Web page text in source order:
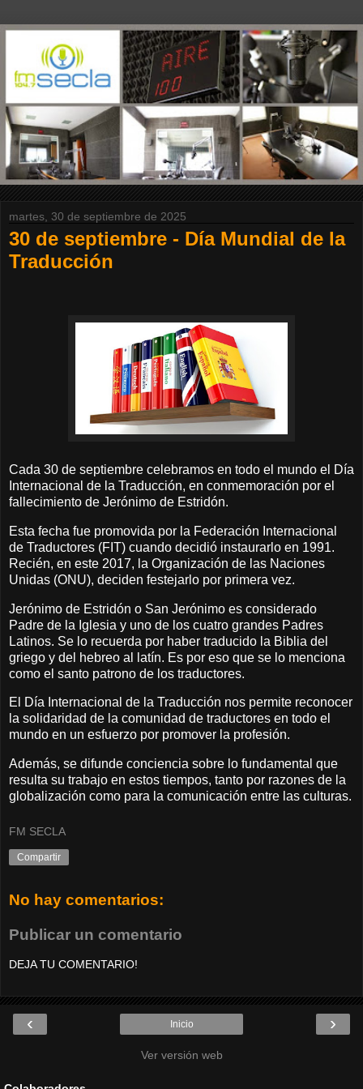
martes, 30 de septiembre de 2025
30 de septiembre - Día Mundial de la
Traducción
Cada 30 de septiembre celebramos en todo el mundo el Día
Internacional de la Traducción, en conmemoración por el
fallecimiento de Jerónimo de Estridón.
Esta fecha fue promovida por la Federación Internacional
de Traductores (FIT) cuando decidió instaurarlo en 1991.
Recién, en este 2017, la Organización de las Naciones
Unidas (ONU), deciden festejarlo por primera vez.
Jerónimo de Estridón o San Jerónimo es considerado
Padre de la Iglesia y uno de los cuatro grandes Padres
Latinos. Se lo recuerda por haber traducido la Biblia del
griego y del hebreo al latín. Es por eso que se lo menciona
como el santo patrono de los traductores.
El Día Internacional de la Traducción nos permite reconocer
la solidaridad de la comunidad de traductores en todo el
mundo en un esfuerzo por promover la profesión.
Además, se difunde conciencia sobre lo fundamental que
resulta su trabajo en estos tiempos, tanto por razones de la
globalización como para la comunicación entre las culturas.
FM SECLA
Compartir
No hay comentarios:
Publicar un comentario
DEJA TU COMENTARIO!
‹ ›
Inicio
Ver versión web